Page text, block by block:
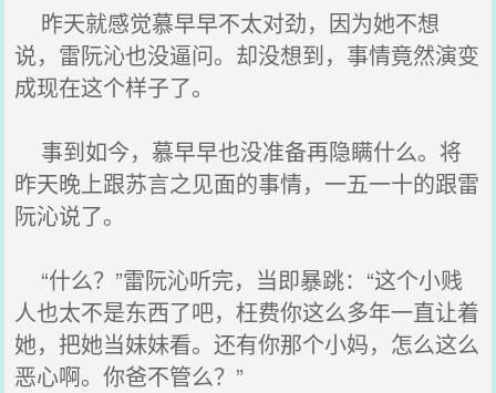
昨天就感觉慕早早不太对劲，因为她不想
说，雷阮沁也没逼问。却没想到，事情竟然演变
成现在这个样子了。
事到如今，慕早早也没准备再隐瞒什么。将
昨天晚上跟苏言之见面的事情，一五一十的跟雷
阮沁说了。
“什么？”雷阮沁听完，当即暴跳：“这个小贱
人也太不是东西了吧，枉费你这么多年一直让着
她，把她当妹妹看。还有你那个小妈，怎么这么
恶心啊。你爸不管么？”